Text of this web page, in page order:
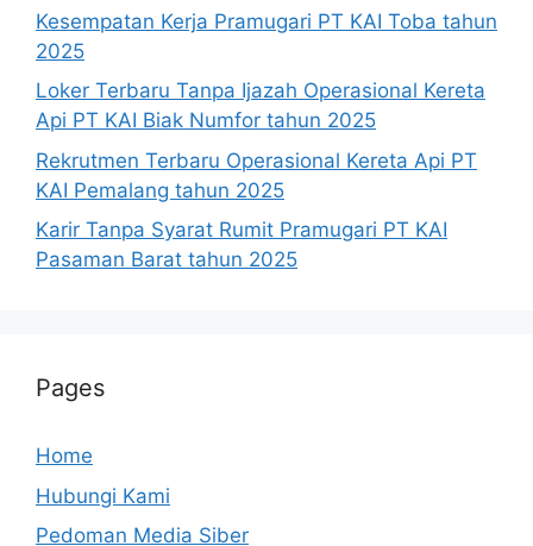
Kesempatan Kerja Pramugari PT KAI Toba tahun
2025
Loker Terbaru Tanpa Ijazah Operasional Kereta
Api PT KAI Biak Numfor tahun 2025
Rekrutmen Terbaru Operasional Kereta Api PT
KAI Pemalang tahun 2025
Karir Tanpa Syarat Rumit Pramugari PT KAI
Pasaman Barat tahun 2025
Pages
Home
Hubungi Kami
Pedoman Media Siber